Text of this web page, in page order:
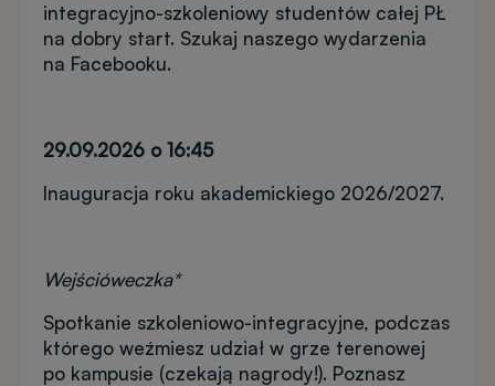
integracyjno-szkoleniowy studentów całej PŁ
na dobry start. Szukaj naszego wydarzenia
na Facebooku.
29.09.2026 o 16:45
Inauguracja roku akademickiego 2026/2027.
Wejścióweczka*
Spotkanie szkoleniowo-integracyjne, podczas
którego weźmiesz udział w grze terenowej
po kampusie (czekają nagrody!). Poznasz